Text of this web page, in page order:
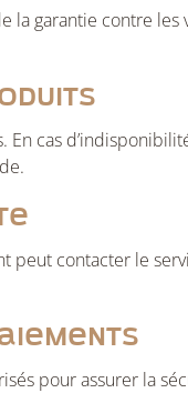
garantie contre
cas
contacter le
pour assurer la